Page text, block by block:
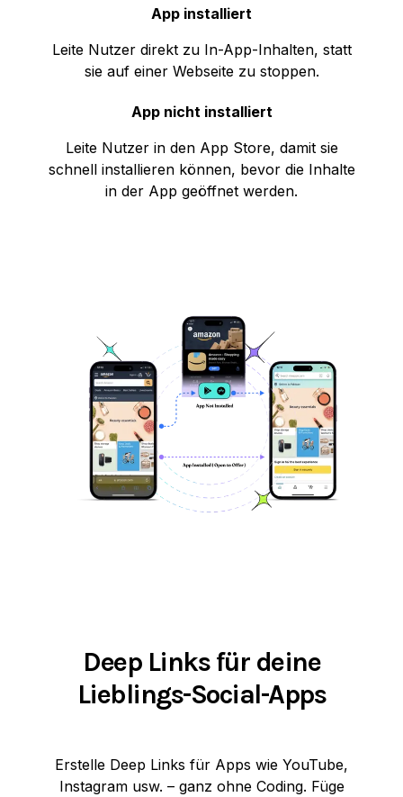
App installiert
Leite Nutzer direkt zu In-App-Inhalten, statt
sie auf einer Webseite zu stoppen.
App nicht installiert
Leite Nutzer in den App Store, damit sie
schnell installieren können, bevor die Inhalte
in der App geöffnet werden.
Deep Links für deine
Lieblings-Social-Apps
Erstelle Deep Links für Apps wie YouTube,
Instagram usw. – ganz ohne Coding. Füge